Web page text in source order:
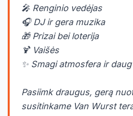
🎤 Renginio vedėjas
🎧 DJ ir gera muzika
🎁 Prizai bei loterija
🍹 Vaišės
✨ Smagi atmosfera ir
Pasiimk draugus, gerą
susitinkame Van Wurst